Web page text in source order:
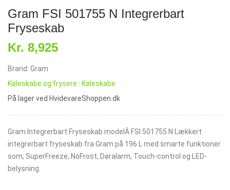
Gram FSI 501755 N Integrerbart
Fryseskab
Kr. 8,925
Brand: Gram
Køleskabe og frysere : Køleskabe
På lager ved HvidevareShoppen.dk
Gram Integrerbart Fryseskab modelÂ FSI 501755 N Lækkert
integrerbart fryseskab fra Gram på 196 L med smarte funktioner
som, SuperFreeze, NoFrost, Døralarm, Touch-control og LED-
belysning.